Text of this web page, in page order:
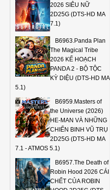
2026 SIÊU NỮ
2D25G (DTS-HD MA
7.1)
B6963.Panda Plan
The Magical Tribe
2026 KẾ HOẠCH
PANDA 2 - BỘ TỘC
KỲ DIỆU (DTS-HD MA
5.1)
B6959.Masters of
the Universe (2026)
HE-MAN VÀ NHỮNG
CHIẾN BINH VŨ TRỤ
2D25G (DTS-HD MA
7.1 - ATMOS 5.1)
B6957.The Death of
Robin Hood 2026 CÁI
CHẾT CỦA ROBIN